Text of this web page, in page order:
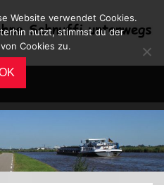
Website verwendet Cookies.
nutzt, stimmst du der
Cookies zu.